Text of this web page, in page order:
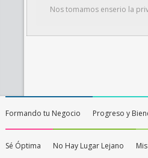
Nos tomamos enserio la
Formando tu Negocio Progreso y
Sé Óptima No Hay Lugar Lejano